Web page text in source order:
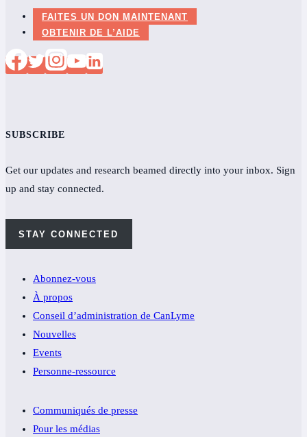
FAITES UN DON MAINTENANT
OBTENIR DE L’AIDE
SUBSCRIBE
Get our updates and research beamed directly into your inbox. Sign
up and stay connected.
STAY CONNECTED
Abonnez-vous
À propos
Conseil d’administration de CanLyme
Nouvelles
Events
Personne-ressource
Communiqués de presse
Pour les médias